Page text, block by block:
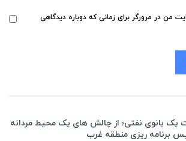
من در مرورگر برای زمانی که دوباره دیدگاهی
یک بانوی نفتی؛ از چالش های یک محیط مردانه
برنامه ریزی منطقه غرب